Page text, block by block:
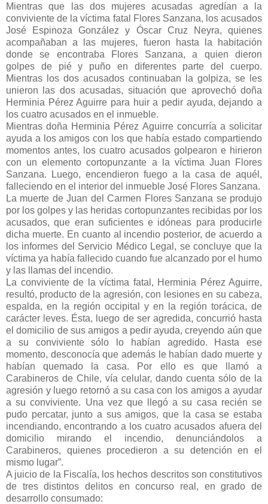
Mientras que las dos mujeres acusadas agredían a la
conviviente de la víctima fatal Flores Sanzana, los acusados
José Espinoza González y Óscar Cruz Neyra, quienes
acompañaban a las mujeres, fueron hasta la habitación
donde se encontraba Flores Sanzana, a quien dieron
golpes de pié y puño en diferentes parte del cuerpo.
Mientras los dos acusados continuaban la golpiza, se les
unieron las dos acusadas, situación que aprovechó doña
Herminia Pérez Aguirre para huir a pedir ayuda, dejando a
los cuatro acusados en el inmueble.
Mientras doña Herminia Pérez Aguirre concurría a solicitar
ayuda a los amigos con los que había estado compartiendo
momentos antes, los cuatro acusados golpearon e hirieron
con un elemento cortopunzante a la víctima Juan Flores
Sanzana. Luego, encendieron fuego a la casa de aquél,
falleciendo en el interior del inmueble José Flores Sanzana.
La muerte de Juan del Carmen Flores Sanzana se produjo
por los golpes y las heridas cortopunzantes recibidas por los
acusados, que eran suficientes e idóneas para producirle
dicha muerte. En cuanto al incendio posterior, de acuerdo a
los informes del Servicio Médico Legal, se concluye que la
víctima ya había fallecido cuando fue alcanzado por el humo
y las llamas del incendio.
La conviviente de la víctima fatal, Herminia Pérez Aguirre,
resultó, producto de la agresión, con lesiones en su cabeza,
espalda, en la región occipital y en la región torácica, de
carácter leves. Ésta, luego de ser agredida, concurrió hasta
el domicilio de sus amigos a pedir ayuda, creyendo aún que
a su conviviente sólo lo habían agredido. Hasta ese
momento, desconocía que además le habían dado muerte y
habían quemado la casa. Por ello es que llamó a
Carabineros de Chile, vía celular, dando cuenta sólo de la
agresión y luego retornó a su casa con los amigos a ayudar
a su conviviente. Una vez que llegó a su casa recién se
pudo percatar, junto a sus amigos, que la casa se estaba
incendiando, encontrando a los cuatro acusados afuera del
domicilio mirando el incendio, denunciándolos a
Carabineros, quienes procedieron a su detención en el
mismo lugar”.
A juicio de la Fiscalía, los hechos descritos son constitutivos
de tres distintos delitos en concurso real, en grado de
desarrollo consumado: